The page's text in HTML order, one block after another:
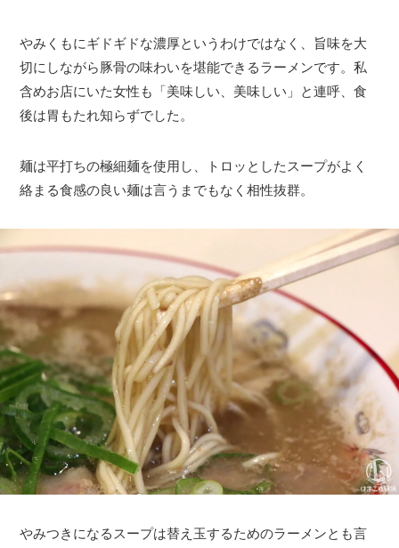
やみくもにギドギドな濃厚というわけではなく、旨味を大
切にしながら豚骨の味わいを堪能できるラーメンです。私
含めお店にいた女性も「美味しい、美味しい」と連呼、食
後は胃もたれ知らずでした。
麺は平打ちの極細麺を使用し、トロッとしたスープがよく
絡まる食感の良い麺は言うまでもなく相性抜群。
やみつきになるスープは替え玉するためのラーメンとも言